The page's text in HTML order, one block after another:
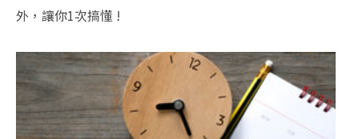
外，讓你1次搞懂 !